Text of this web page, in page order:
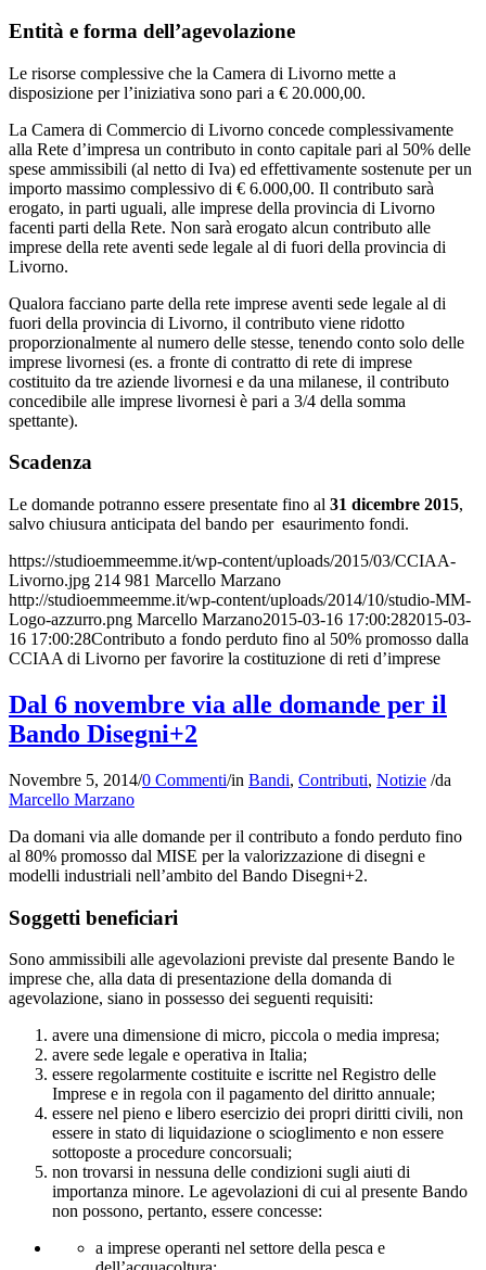
Entità e forma dell’agevolazione
Le risorse complessive che la Camera di Livorno mette a
disposizione per l’iniziativa sono pari a € 20.000,00.
La Camera di Commercio di Livorno concede complessivamente
alla Rete d’impresa un contributo in conto capitale pari al 50% delle
spese ammissibili (al netto di Iva) ed effettivamente sostenute per un
importo massimo complessivo di € 6.000,00. Il contributo sarà
erogato, in parti uguali, alle imprese della provincia di Livorno
facenti parti della Rete. Non sarà erogato alcun contributo alle
imprese della rete aventi sede legale al di fuori della provincia di
Livorno.
Qualora facciano parte della rete imprese aventi sede legale al di
fuori della provincia di Livorno, il contributo viene ridotto
proporzionalmente al numero delle stesse, tenendo conto solo delle
imprese livornesi (es. a fronte di contratto di rete di imprese
costituito da tre aziende livornesi e da una milanese, il contributo
concedibile alle imprese livornesi è pari a 3/4 della somma
spettante).
Scadenza
Le domande potranno essere presentate fino al 31 dicembre 2015,
salvo chiusura anticipata del bando per esaurimento fondi.
https://studioemmeemme.it/wp-content/uploads/2015/03/CCIAA-
Livorno.jpg 214 981 Marcello Marzano
http://studioemmeemme.it/wp-content/uploads/2014/10/studio-MM-
Logo-azzurro.png Marcello Marzano2015-03-16 17:00:282015-03-
16 17:00:28Contributo a fondo perduto fino al 50% promosso dalla
CCIAA di Livorno per favorire la costituzione di reti d’imprese
Dal 6 novembre via alle domande per il
Bando Disegni+2
Novembre 5, 2014/0 Commenti/in Bandi, Contributi, Notizie /da
Marcello Marzano
Da domani via alle domande per il contributo a fondo perduto fino
al 80% promosso dal MISE per la valorizzazione di disegni e
modelli industriali nell’ambito del Bando Disegni+2.
Soggetti beneficiari
Sono ammissibili alle agevolazioni previste dal presente Bando le
imprese che, alla data di presentazione della domanda di
agevolazione, siano in possesso dei seguenti requisiti:
avere una dimensione di micro, piccola o media impresa;
avere sede legale e operativa in Italia;
essere regolarmente costituite e iscritte nel Registro delle
Imprese e in regola con il pagamento del diritto annuale;
essere nel pieno e libero esercizio dei propri diritti civili, non
essere in stato di liquidazione o scioglimento e non essere
sottoposte a procedure concorsuali;
non trovarsi in nessuna delle condizioni sugli aiuti di
importanza minore. Le agevolazioni di cui al presente Bando
non possono, pertanto, essere concesse:
a imprese operanti nel settore della pesca e